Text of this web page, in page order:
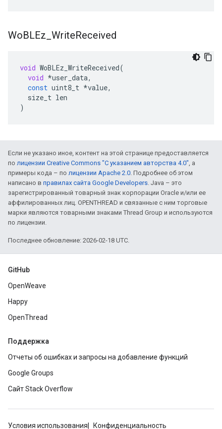
WoBLEz WriteReceived
void WoBLEz_WriteReceived(
void *user_data,
const uint8_t *value,
size_t len
)
Если не указано иное, контент на этой странице предоставляется
по лицензии Creative Commons "С указанием авторства 4.0", а
примеры кода – по лицензии Apache 2.0. Подробнее об этом
написано в правилах сайта Google Developers. Java – это
зарегистрированный товарный знак корпорации Oracle и/или ее
аффилированных лиц. OPENTHREAD и связанные с ним торговые
марки являются товарными знаками Thread Group и используются
по лицензии.
Последнее обновление: 2026-02-18 UTC.
GitHub
OpenWeave
Happy
OpenThread
Поддержка
Отчеты об ошибках и запросы на добавление функций
Google Groups
Сайт Stack Overflow
Условия использования Конфиденциальность